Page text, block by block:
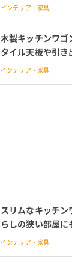
インテリア・家具
木製キッチンワゴ
タイル天板や引き
インテリア・家具
スリムなキッチ
らしの狭い部屋
インテリア・家具